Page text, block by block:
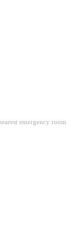
emergency room